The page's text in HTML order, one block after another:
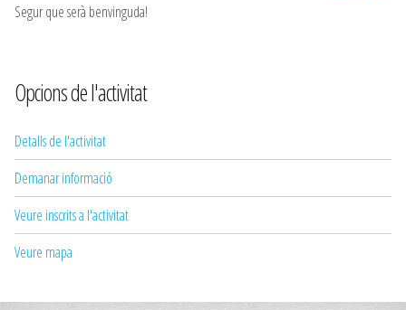
Segur que serà benvinguda!
Opcions de l'activitat
Detalls de l'activitat
Demanar informació
Veure inscrits a l'activitat
Veure mapa